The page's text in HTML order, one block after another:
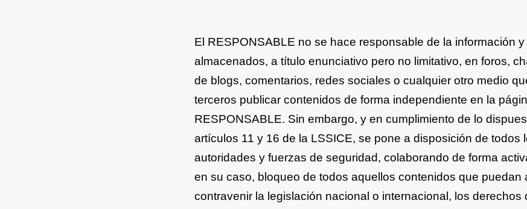
El RESPONSABLE no se hace responsable de la información
almacenados, a título enunciativo pero no limitativo, en foros,
de blogs, comentarios, redes sociales o cualquier otro medio
terceros publicar contenidos de forma independiente en la
RESPONSABLE. Sin embargo, y en cumplimiento de lo
artículos 11 y 16 de la LSSICE, se pone a disposición de todos
autoridades y fuerzas de seguridad, colaborando de forma
en su caso, bloqueo de todos aquellos contenidos que puedan
contravenir la legislación nacional o internacional, los derechos